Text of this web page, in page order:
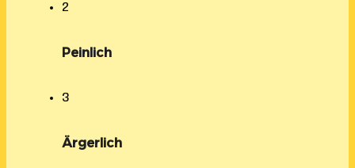
2
Peinlich
3
Ärgerlich